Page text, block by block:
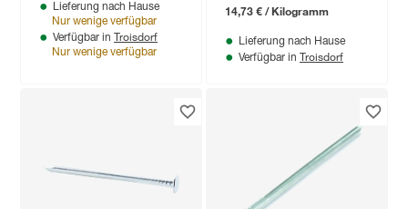
Lieferung nach Hause
Nur wenige verfügbar
Verfügbar in Troisdorf
Nur wenige verfügbar
14,73 € / Kilogramm
Lieferung nach Hause
Verfügbar in Troisdorf